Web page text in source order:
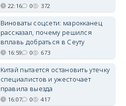
22:16 0 372
Виноваты соцсети: марокканец
рассказал, почему решился
вплавь добраться в Сеуту
16:59 0 673
Китай пытается остановить утечку
специалистов и ужесточает
правила выезда
16:07 0 417